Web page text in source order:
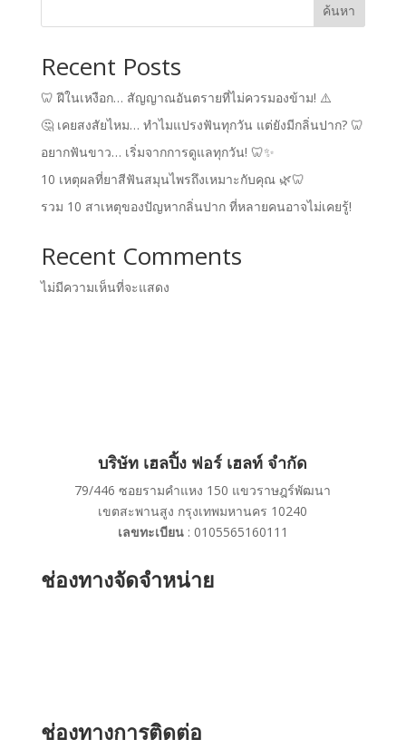
ค้นหา
Recent Posts
🦷 ฝีในเหงือก… สัญญาณอันตรายที่ไม่ควรมองข้าม! ⚠️
🤔 เคยสงสัยไหม… ทำไมแปรงฟันทุกวัน แต่ยังมีกลิ่นปาก? 🦷
อยากฟันขาว… เริ่มจากการดูแลทุกวัน! 🦷✨
10 เหตุผลที่ยาสีฟันสมุนไพรถึงเหมาะกับคุณ 🌿🦷
รวม 10 สาเหตุของปัญหากลิ่นปาก ที่หลายคนอาจไม่เคยรู้!
Recent Comments
ไม่มีความเห็นที่จะแสดง
บริษัท เฮลปิ้ง ฟอร์ เฮลท์ จำกัด
79/446 ซอยรามคำแหง 150 แขวราษฎร์พัฒนา
เขตสะพานสูง กรุงเทพมหานคร 10240
เลขทะเบียน: 0105565160111
ช่องทางจัดจำหน่าย
ช่องทางการติดต่อ